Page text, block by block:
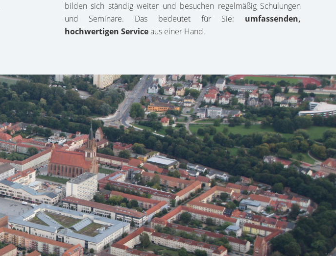
bilden sich ständig weiter und besuchen regelmäßig Schulungen
und Seminare. Das bedeutet für Sie: umfassenden,
hochwertigen Serviceaus einer Hand.